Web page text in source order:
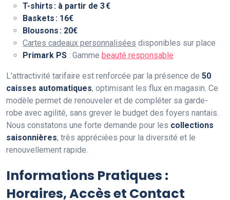
T-shirts : à partir de 3 €
Baskets : 16€
Blousons : 20€
Cartes cadeaux personnalisées disponibles sur place
Primark PS : Gamme beauté responsable
L’attractivité tarifaire est renforcée par la présence de 50
caisses automatiques, optimisant les flux en magasin. Ce
modèle permet de renouveler et de compléter sa garde-
robe avec agilité, sans grever le budget des foyers nantais.
Nous constatons une forte demande pour les collections
saisonnières, très appréciées pour la diversité et le
renouvellement rapide.
Informations Pratiques :
Horaires, Accès et Contact